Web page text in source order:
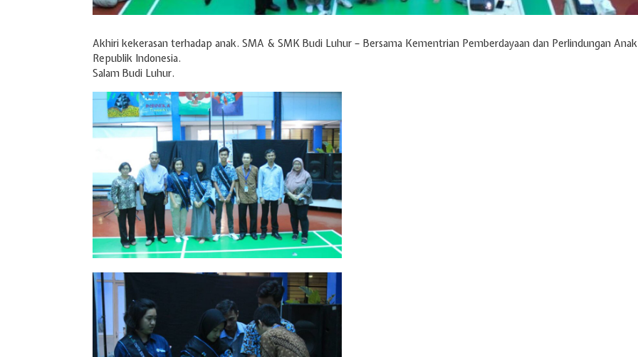
Akhiri kekerasan terhadap anak. SMA & SMK Budi Luhur – Bersama Kementrian Pemberdayaan dan Perlindungan Anak
Republik Indonesia.
Salam Budi Luhur.